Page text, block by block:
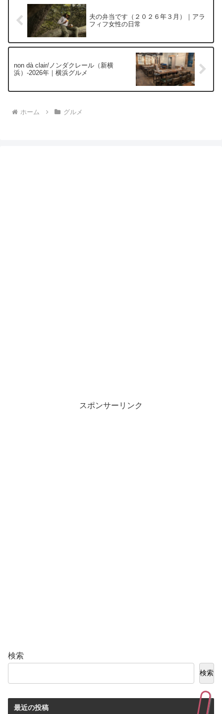
夫の弁当です（２０２６年３月）｜アラ
フィフ女性の日常
non dà clair/ノンダクレール（新横
浜）-2026年｜横浜グルメ
ホーム グルメ
スポンサーリンク
検索
検索
最近の投稿